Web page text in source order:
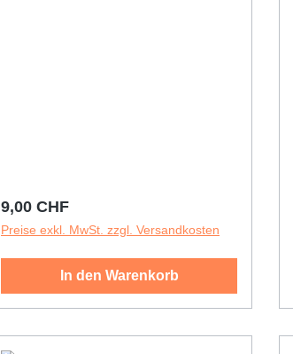
Regulärer Preis:
9,00 CHF
Preise exkl. MwSt. zzgl. Versandkosten
In den Warenkorb